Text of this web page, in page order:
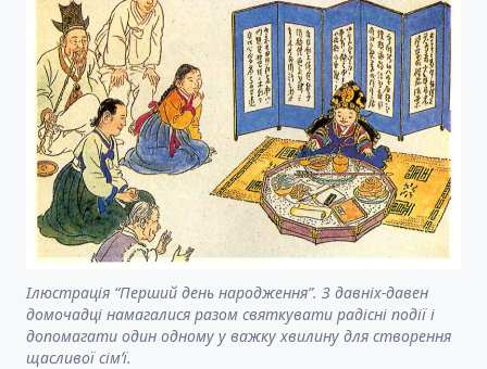
Ілюстрація “Перший день народження”. З давніх-давен
домочадці намагалися разом святкувати радісні події і
допомагати один одному у важку хвилину для створення
щасливої ​​сім’ї.